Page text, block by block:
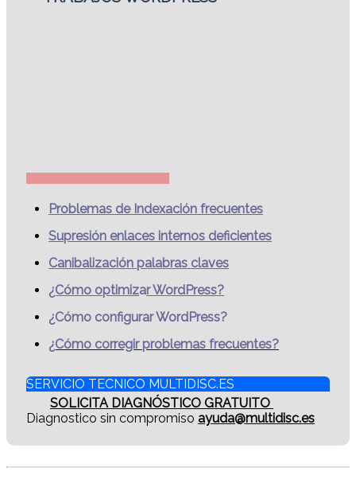
Problemas de Indexación frecuentes
Supresión enlaces internos deficientes
Canibalización palabras claves
¿Cómo optimizar WordPress?
¿Cómo configurar WordPress?
¿Cómo corregir problemas frecuentes?
SERVICIO TECNICO MULTIDISC.ES
SOLICITA DIAGNÓSTICO GRATUITO
Diagnostico sin compromiso ayuda@multidisc.es